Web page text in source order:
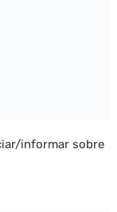
informar sobre